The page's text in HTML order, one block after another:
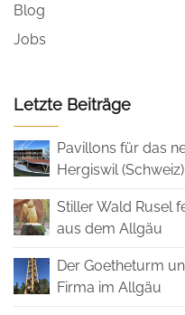
Blog
Jobs
Letzte Beiträge
Pavillons für das
Hergiswil (Schweiz)
Stiller Wald Rusel
aus dem Allgäu
Der Goetheturm
Firma im Allgäu